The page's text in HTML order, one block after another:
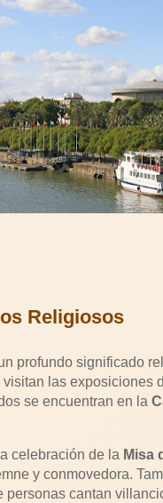
Religiosos
profundo significado
las exposiciones
se encuentran en la
celebración de la Misa
y conmovedora.
personas cantan